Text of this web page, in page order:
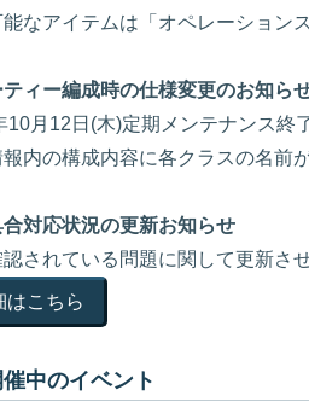
なアイテムは「オペレーション
ィー編成時の仕様変更のお知ら
10月12日(木)定期メンテナンス終
内の構成内容に各クラスの名前
対応状況の更新お知らせ
されている問題に関して更新さ
はこちら
催中のイベント